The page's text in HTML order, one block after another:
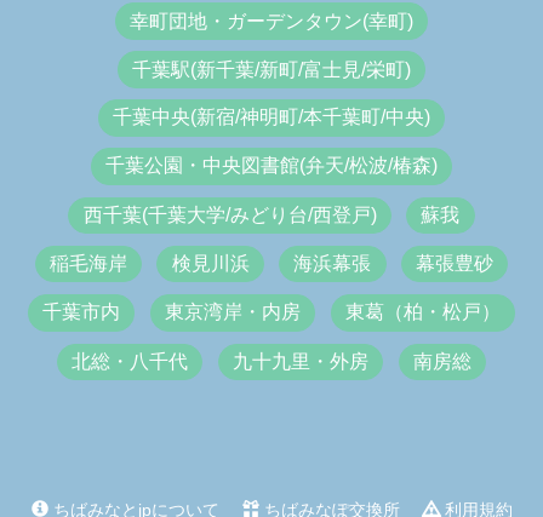
幸町団地・ガーデンタウン(幸町)
千葉駅(新千葉/新町/富士見/栄町)
千葉中央(新宿/神明町/本千葉町/中央)
千葉公園・中央図書館(弁天/松波/椿森)
西千葉(千葉大学/みどり台/西登戸) 蘇我
稲毛海岸 検見川浜 海浜幕張 幕張豊砂
千葉市内 東京湾岸・内房 東葛（柏・松戸）
北総・八千代 九十九里・外房 南房総
ちばみなとjpについて ちばみなぽ交換所 利用規約